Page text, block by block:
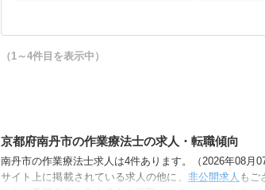
（1～4件目を表示中）
京都府南丹市の作業療法士の求人・転職傾向
南丹市の作業療法士求人は4件あります。（2026年08月
サイト上に掲載されている求人の他に、 非公開求人 もご